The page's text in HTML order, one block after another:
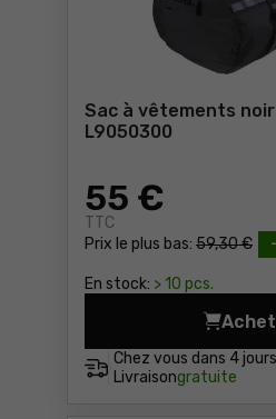
Sac à vêtements
L9050300
Prix le plus bas: 59,30 €
55 €
TTC
En stock: > 10 pcs.
Chez vous dans 4 jours
Livraisongratuite